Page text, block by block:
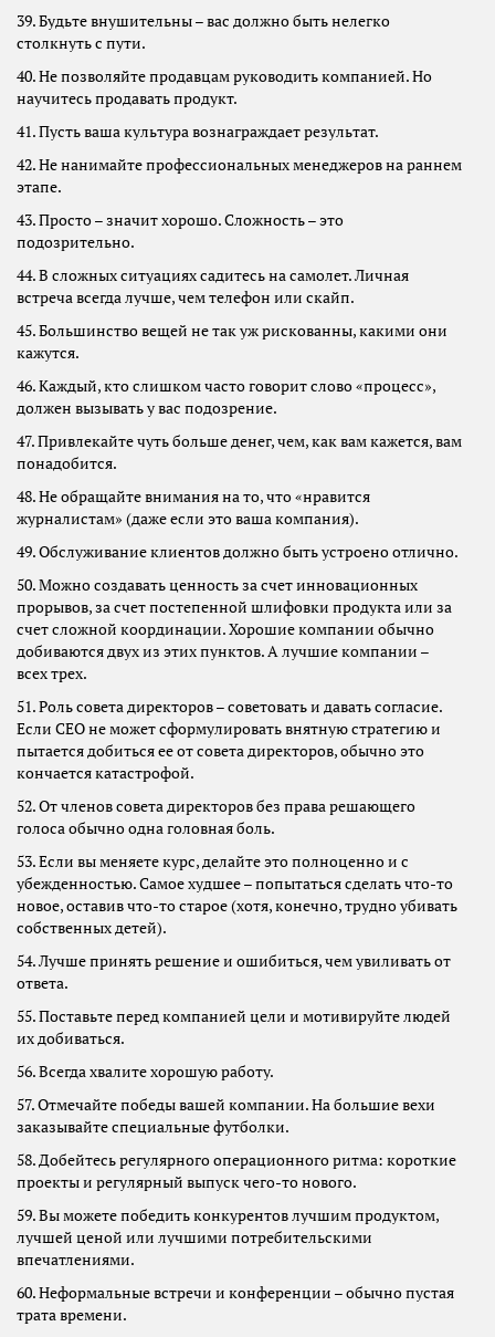
39. Будьте внушительны – вас должно быть нелегко
столкнуть с пути.
40. Не позволяйте продавцам руководить компанией. Но
научитесь продавать продукт.
41. Пусть ваша культура вознаграждает результат.
42. Не нанимайте профессиональных менеджеров на раннем
этапе.
43. Просто – значит хорошо. Сложность – это
подозрительно.
44. В сложных ситуациях садитесь на самолет. Личная
встреча всегда лучше, чем телефон или скайп.
45. Большинство вещей не так уж рискованны, какими они
кажутся.
46. Каждый, кто слишком часто говорит слово «процесс»,
должен вызывать у вас подозрение.
47. Привлекайте чуть больше денег, чем, как вам кажется, вам
понадобится.
48. Не обращайте внимания на то, что «нравится
журналистам» (даже если это ваша компания).
49. Обслуживание клиентов должно быть устроено отлично.
50. Можно создавать ценность за счет инновационных
прорывов, за счет постепенной шлифовки продукта или за
счет сложной координации. Хорошие компании обычно
добиваются двух из этих пунктов. А лучшие компании –
всех трех.
51. Роль совета директоров – советовать и давать согласие.
Если CEO не может сформулировать внятную стратегию и
пытается добиться ее от совета директоров, обычно это
кончается катастрофой.
52. От членов совета директоров без права решающего
голоса обычно одна головная боль.
53. Если вы меняете курс, делайте это полноценно и с
убежденностью. Самое худшее – попытаться сделать что-то
новое, оставив что-то старое (хотя, конечно, трудно убивать
собственных детей).
54. Лучше принять решение и ошибиться, чем увиливать от
ответа.
55. Поставьте перед компанией цели и мотивируйте людей
их добиваться.
56. Всегда хвалите хорошую работу.
57. Отмечайте победы вашей компании. На большие вехи
заказывайте специальные футболки.
58. Добейтесь регулярного операционного ритма: короткие
проекты и регулярный выпуск чего-то нового.
59. Вы можете победить конкурентов лучшим продуктом,
лучшей ценой или лучшими потребительскими
впечатлениями.
60. Неформальные встречи и конференции – обычно пустая
трата времени.